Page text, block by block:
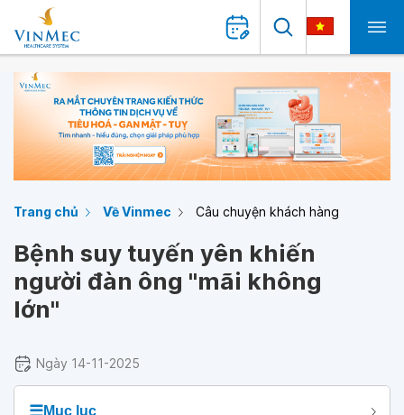
Trang chủ Về Vinmec Câu chuyện khách hàng
Bệnh suy tuyến yên khiến
người đàn ông "mãi không
lớn"
Ngày 14-11-2025
☰Mục lục